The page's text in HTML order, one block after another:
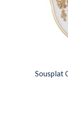
Sousplat